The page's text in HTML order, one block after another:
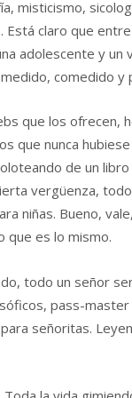
misticismo,
claro que
adolescente y un
comedido y
que los ofrecen,
que nunca
de un
vergüenza,
niñas. Bueno,
que es lo mismo.
todo un señor
pass-master
señoritas.